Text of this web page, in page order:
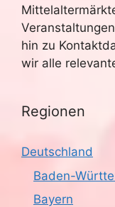
hin zu
wir alle
Regionen
Deutschland
Baden-
Bayern